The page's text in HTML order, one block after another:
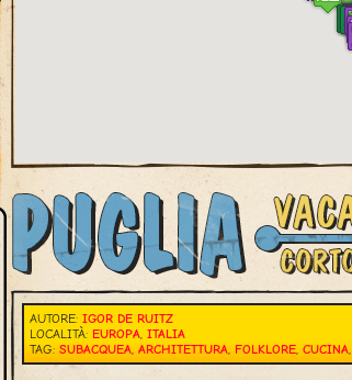
AUTORE: IGOR DE RUITZ
LOCALITÀ: EUROPA, ITALIA
TAG: SUBACQUEA, ARCHITETTURA, FOLKLORE, CUCINA,